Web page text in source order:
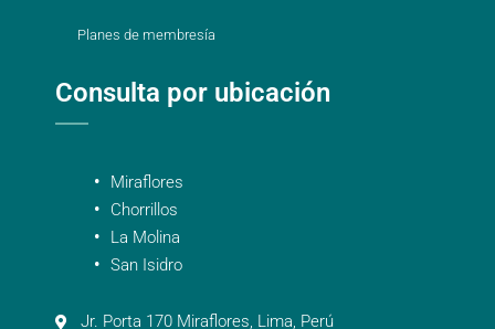
Planes de membresía
Consulta por ubicación
Miraflores
Chorrillos
La Molina
San Isidro
Jr. Porta 170 Miraflores, Lima, Perú